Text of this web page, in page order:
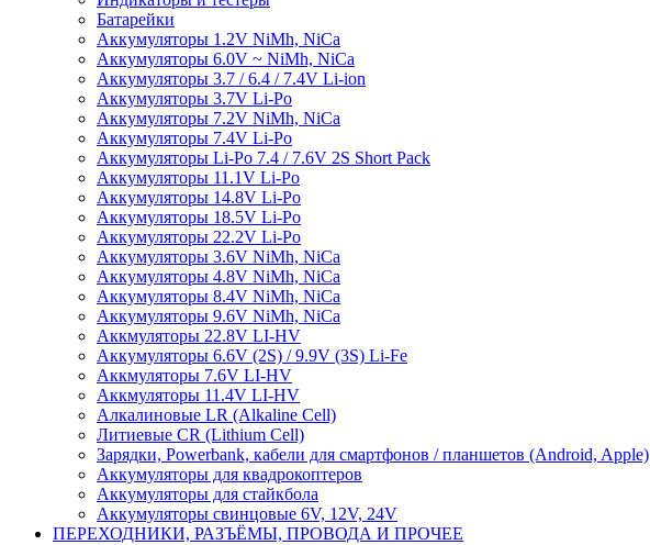
Батарейки
Аккумуляторы 1.2V NiMh, NiCa
Аккумуляторы 6.0V ~ NiMh, NiCa
Аккумуляторы 3.7 / 6.4 / 7.4V Li-ion
Аккумуляторы 3.7V Li-Po
Аккумуляторы 7.2V NiMh, NiCa
Аккумуляторы 7.4V Li-Po
Аккумуляторы Li-Po 7.4 / 7.6V 2S Short Pack
Аккумуляторы 11.1V Li-Po
Аккумуляторы 14.8V Li-Po
Аккумуляторы 18.5V Li-Po
Аккумуляторы 22.2V Li-Po
Аккумуляторы 3.6V NiMh, NiCa
Аккумуляторы 4.8V NiMh, NiCa
Аккумуляторы 8.4V NiMh, NiCa
Аккумуляторы 9.6V NiMh, NiCa
Аккмуляторы 22.8V LI-HV
Аккумуляторы 6.6V (2S) / 9.9V (3S) Li-Fe
Аккмуляторы 7.6V LI-HV
Аккмуляторы 11.4V LI-HV
Алкалиновые LR (Alkaline Cell)
Литиевые CR (Lithium Сell)
Зарядки, Powerbank, кабели для смартфонов / планшетов (Android, Apple)
Аккумуляторы для квадрокоптеров
Аккумуляторы для стайкбола
Аккумуляторы свинцовые 6V, 12V, 24V
ПЕРЕХОДНИКИ, РАЗЪЁМЫ, ПРОВОДА И ПРОЧЕЕ